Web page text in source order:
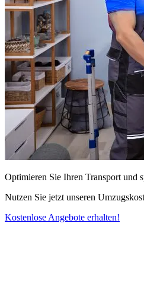
Optimieren Sie Ihren Transport und
Nutzen Sie jetzt unseren
Kostenlose Angebote erhalten!